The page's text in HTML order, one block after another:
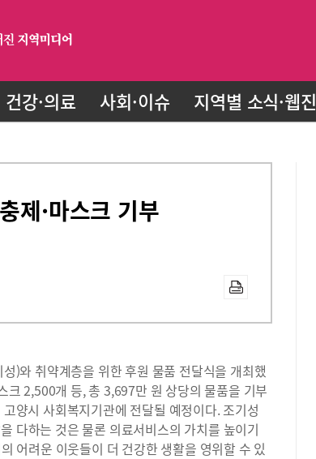
건강·의료 사회·이슈 지역별 소식·웹진
제·마스크 기부
)와 취약계층을 위한 후원 물품 전달식을 개최했
크 2,500개 등, 총 3,697만 원 상당의 물품을 기부
양시 사회복지기관에 전달될 예정이다. 조기성
다하는 것은 물론 의료서비스의 가치를 높이기
어려운 이웃들이 더 건강한 생활을 영위할 수 있